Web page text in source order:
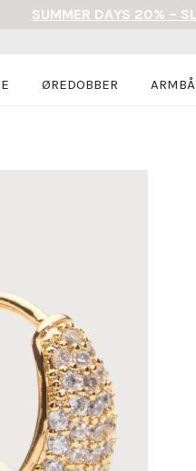
SUMMER DAYS 20% –
ØREDOBBER